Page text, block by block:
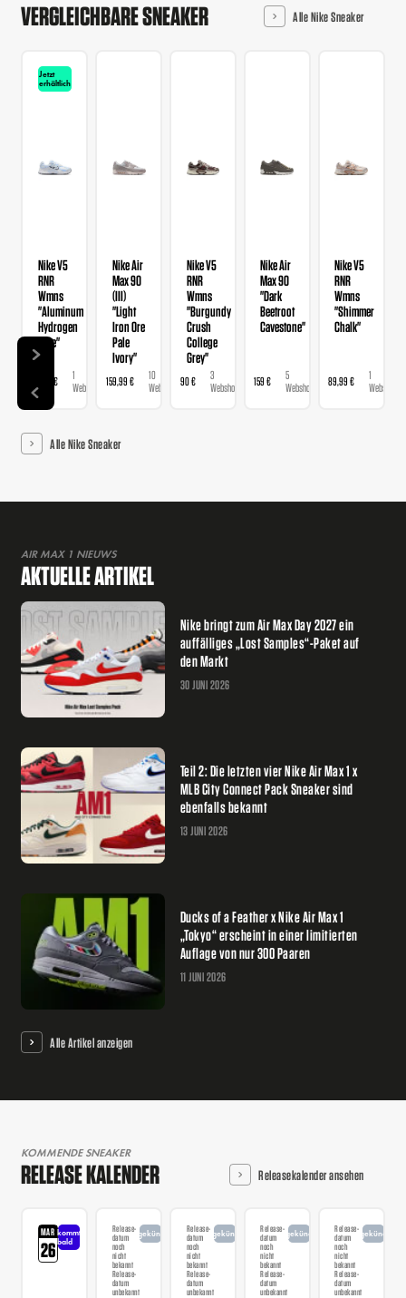
VERGLEICHBARE SNEAKER Alle Nike Sneaker
Jetzt
erhältlich
Nike V5
RNR
Wmns
"Aluminum
Hydrogen
Blue"
89,99 €
1
Webshop
Nike Air
Max 90
(III)
"Light
Iron Ore
Pale
Ivory"
159,99 €
10
Webshops
Nike V5
RNR
Wmns
"Burgundy
Crush
College
Grey"
90 €
3
Webshops
Nike Air
Max 90
"Dark
Beetroot
Cavestone"
159 €
5
Webshops
Nike V5
RNR
Wmns
"Shimmer
Chalk"
89,99 €
1
Webshop
Alle Nike Sneaker
AIR MAX 1 NIEUWS
AKTUELLE ARTIKEL
Nike bringt zum Air Max Day 2027 ein
auffälliges „Lost Samples“-Paket auf
den Markt
30 JUNI 2026
Teil 2: Die letzten vier Nike Air Max 1 x
MLB City Connect Pack Sneaker sind
ebenfalls bekannt
13 JUNI 2026
Ducks of a Feather x Nike Air Max 1
„Tokyo“ erscheint in einer limitierten
Auflage von nur 300 Paaren
11 JUNI 2026
Alle Artikel anzeigen
KOMMENDE SNEAKER
RELEASE KALENDER Releasekalender ansehen
MAR
26
kommt
bald
Release-
datum
noch
nicht
bekannt
Release-
datum
unbekannt
angekündigt
Release-
datum
noch
nicht
bekannt
Release-
datum
unbekannt
angekündigt
Release-
datum
noch
nicht
bekannt
Release-
datum
unbekannt
angekündigt
Release-
datum
noch
nicht
bekannt
Release-
datum
unbekannt
angekündigt